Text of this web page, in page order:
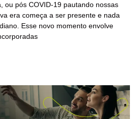
ou pós COVID-19 pautando nossas
era começa a ser presente e nada
Esse novo momento envolve